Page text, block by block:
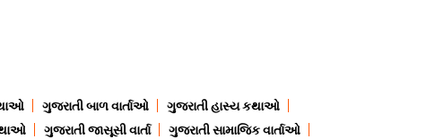
ગુજરાતી બાળ વાર્તાઓ
ગુજરાતી હાસ્ય કથાઓ
ગુજરાતી જાસૂસી વાર્તા
ગુજરાતી સામાજિક વાર્તાઓ